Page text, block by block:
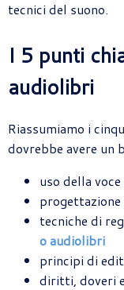
tecnici del suono.
I 5 punti
audiolibri
Riassumiamo i
dovrebbe avere un
uso della
progettazione
tecniche di
o audiolibri
principi di
diritti, doveri